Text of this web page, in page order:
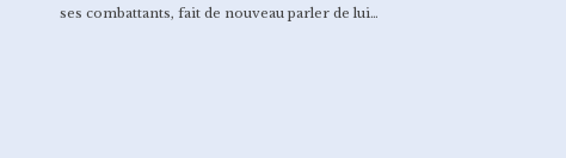
ses combattants, fait de nouveau parler de lui…